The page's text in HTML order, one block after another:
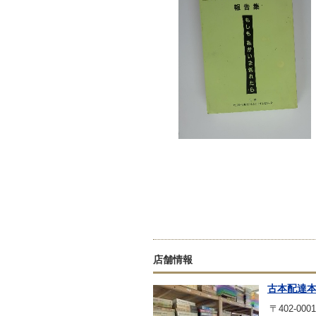
店舗情報
古本配達
〒402-0001